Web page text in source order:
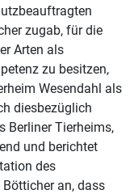
zugab, für die
Arten als
zu besitzen,
Wesendahl als
diesbezüglich
Berliner Tierheims,
und berichtet
des
an, dass